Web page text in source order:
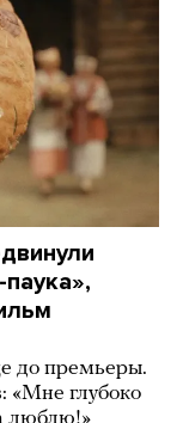
до премьеры.
«Мне глубоко
люблю!»